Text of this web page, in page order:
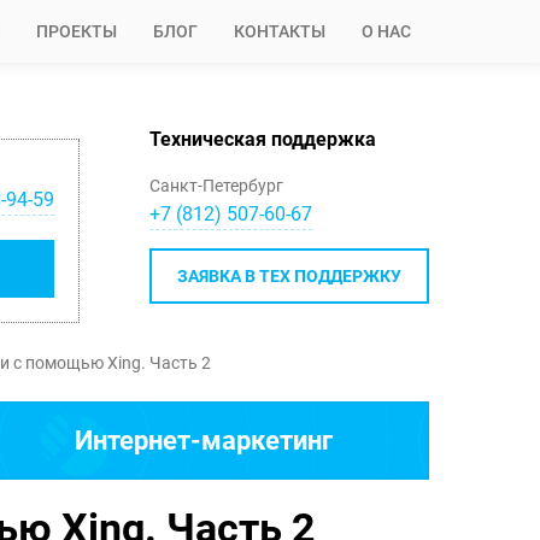
ПРОЕКТЫ БЛОГ КОНТАКТЫ О НАС
94-59
Техническая поддержка
Санкт-Петербург
+7 (812) 507-60-67
ЗАЯВКА В ТЕХ ПОДДЕРЖКУ
с помощью Xing. Часть 2
Интернет-маркетинг
Xing. Часть 2